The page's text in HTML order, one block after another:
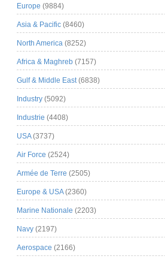
Europe (9884)
Asia & Pacific (8460)
North America (8252)
Africa & Maghreb (7157)
Gulf & Middle East(6838)
Industry (5092)
Industrie (4408)
USA(3737)
Air Force (2524)
Armée de Terre (2505)
Europe & USA(2360)
Marine Nationale (2203)
Navy (2197)
Aerospace (2166)